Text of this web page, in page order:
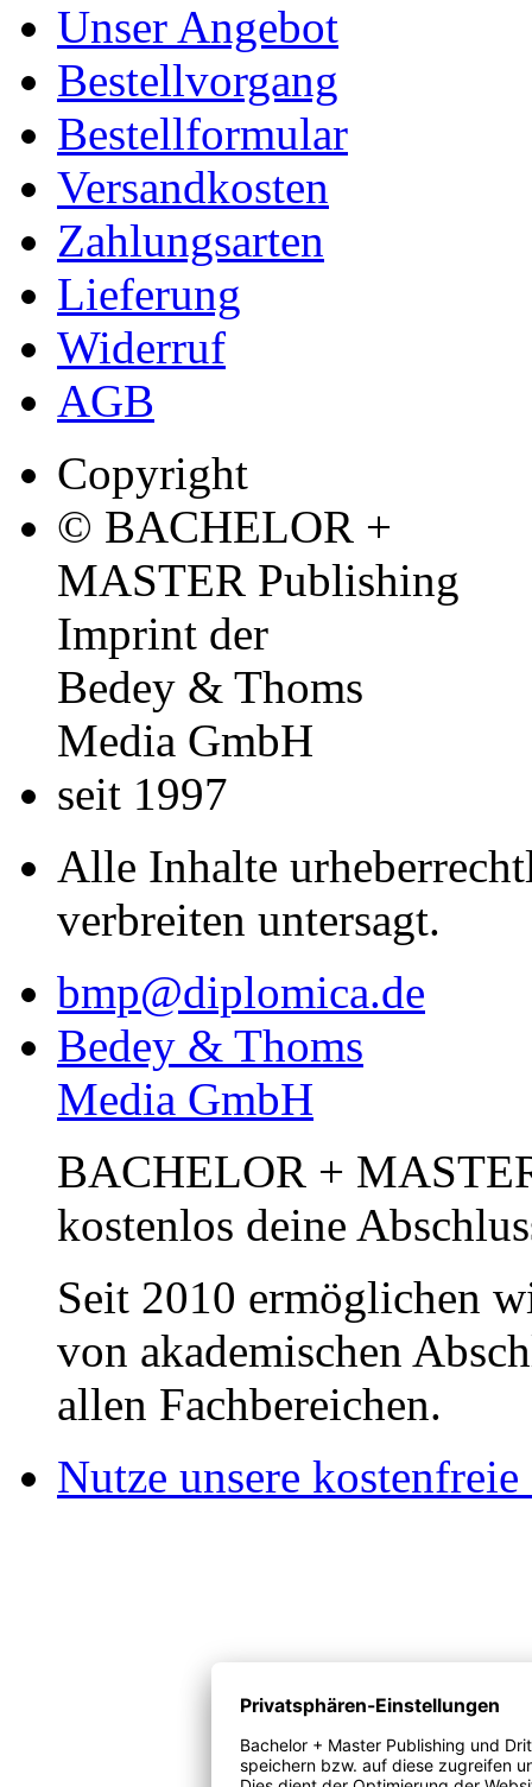
Unser Angebot
Bestellvorgang
Bestellformular
Versandkosten
Zahlungsarten
Lieferung
Widerruf
AGB
Copyright
© BACHELOR +
MASTER Publishing
Imprint der
Bedey & Thoms
Media GmbH
seit 1997
Alle Inhalte
verbreiten untersagt.
bmp@diplomica.de
Bedey & Thoms
Media GmbH
BACHELOR +
kostenlos deine
Seit 2010 ermöglichen
von akademischen
allen Fachbereichen.
Nutze unsere